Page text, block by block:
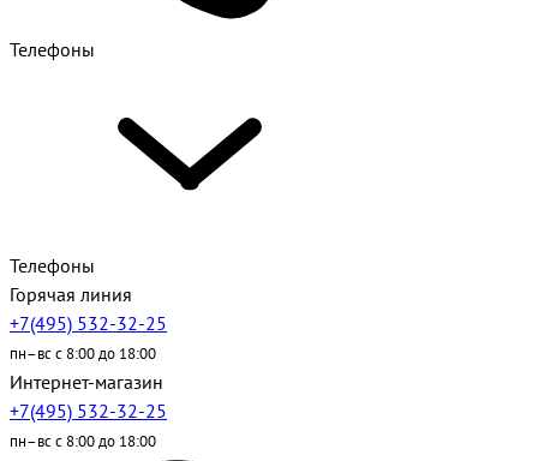
Телефоны
Телефоны
Горячая линия
+7(495) 532-32-25
пн–вс с 8:00 до 18:00
Интернет-магазин
+7(495) 532-32-25
пн–вс с 8:00 до 18:00